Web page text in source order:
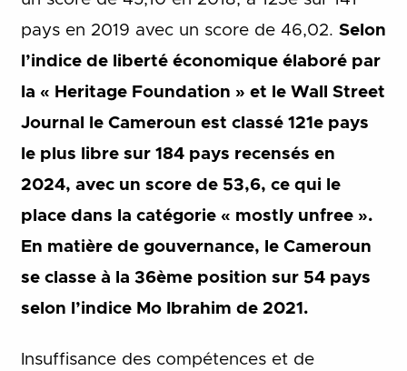
pays en 2019 avec un score de 46,02. Selon
l’indice de liberté économique élaboré par
la « Heritage Foundation » et le Wall Street
Journal le Cameroun est classé 121e pays
le plus libre sur 184 pays recensés en
2024, avec un score de 53,6, ce qui le
place dans la catégorie « mostly unfree ».
En matière de gouvernance, le Cameroun
se classe à la 36ème position sur 54 pays
selon l’indice Mo Ibrahim de 2021.
Insuffisance des compétences et de